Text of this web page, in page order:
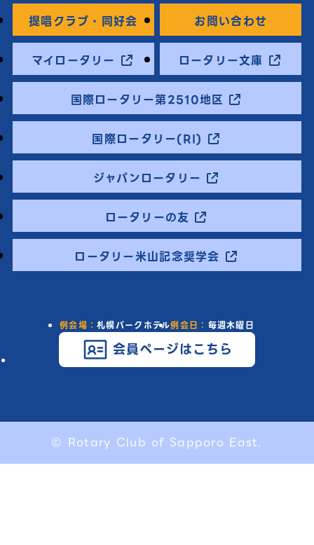
提唱クラブ・同好会 お問い合わせ
マイロータリー ロータリー文庫
国際ロータリー第2510地区
国際ロータリー(RI)
ジャパンロータリー
ロータリーの友
ロータリー米山記念奨学会
例会場：札幌パークホテル例会日： 毎週木曜日
会員ページはこちら
© Rotary Club of Sapporo East.